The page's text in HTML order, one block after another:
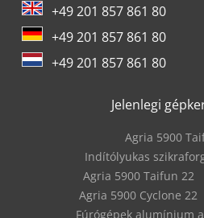
Vw T 3
Vw T 4
+49 201 857 861 80
+49 201 857 861 80
+49 201 857 861 80
Jelenlegi
Agria 5900
Indítólyukas
Agria 5900 Taifun 22
Agria 5900 Cyclone 22
Fúrógépek alumínium